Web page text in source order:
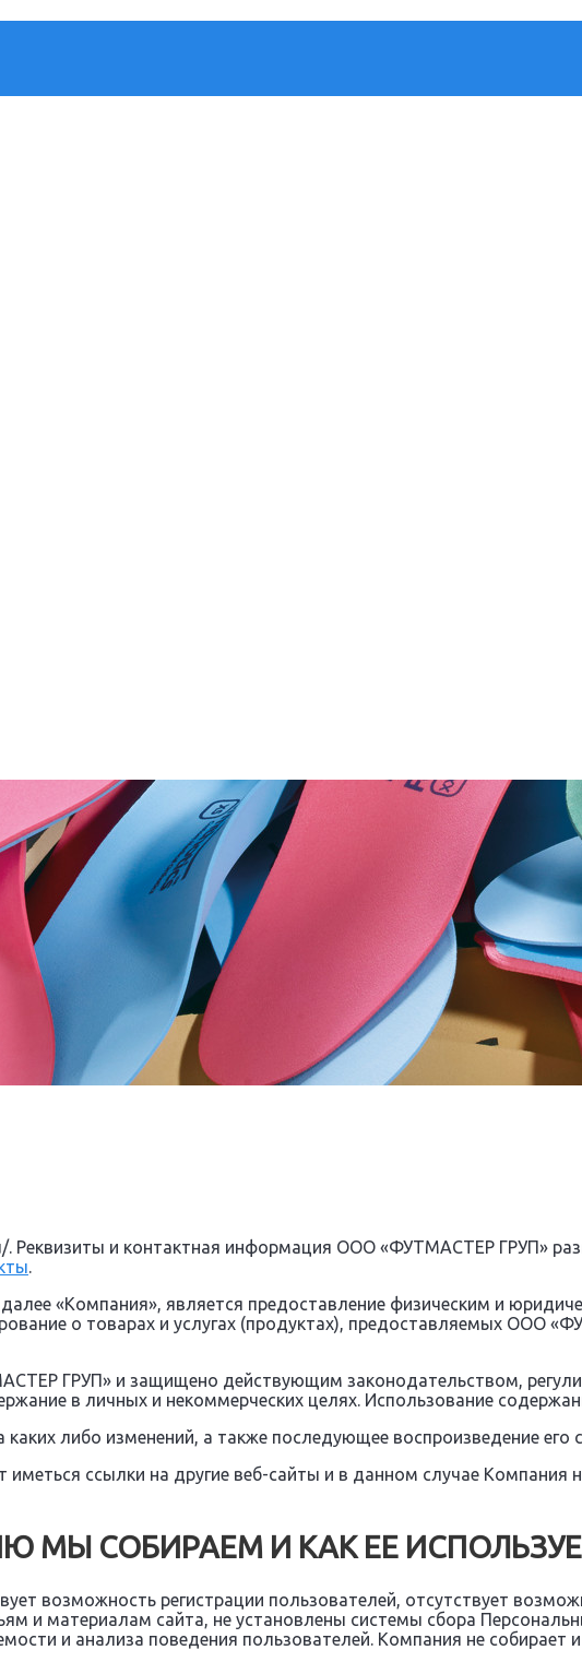
и контактная информация ООО «ФУТМАСТЕР ГРУП»
.
«Компания», является предоставление физическим и
о товарах и услугах (продуктах), предоставляемых ООО
ГРУП» и защищено действующим законодательством,
в личных и некоммерческих целях. Использование
либо изменений, а также последующее воспроизведение его
ссылки на другие веб-сайты и в данном случае Компания
МЫ СОБИРАЕМ И КАК ЕЕ
возможность регистрации пользователей, отсутствует
и материалам сайта, не установлены системы сбора
и анализа поведения пользователей. Компания не собирает